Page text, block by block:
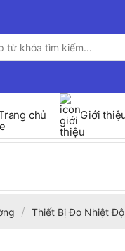
chủ Giới
/ Thiết Bị Đo Nhiệt